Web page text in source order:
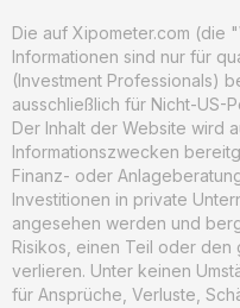
Die auf Xipometer.com (die
Informationen sind nur für
(Investment Professionals)
ausschließlich für Nicht-US-
Der Inhalt der Website wird
Informationszwecken
Finanz- oder
Investitionen in private
angesehen werden und
Risikos, einen Teil oder den
verlieren. Unter keinen
für Ansprüche, Verluste,